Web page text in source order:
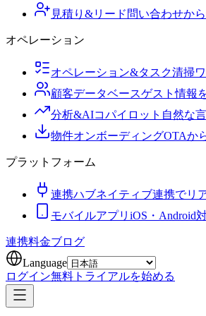
見積り&リード 問い合わせか
オペレーション
オペレーション&タスク清掃
顧客データベースゲスト情報
分析&AIコパイロット 自然な
物件オンボーディングOTAか
プラットフォーム
連携ハブネイティブ連携でリ
モバイルアプリ iOS・Android
連携料金ブログ
Language
ログイン無料トライアルを始める